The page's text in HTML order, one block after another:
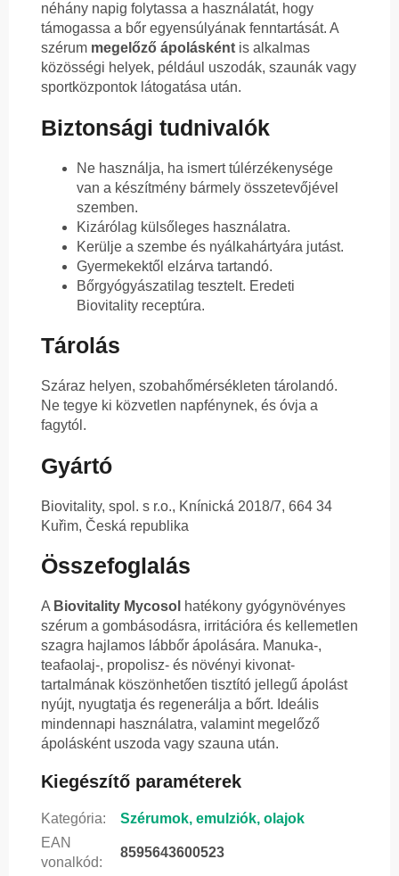
néhány napig folytassa a használatát, hogy
támogassa a bőr egyensúlyának fenntartását. A
szérum megelőző ápolásként is alkalmas
közösségi helyek, például uszodák, szaunák vagy
sportközpontok látogatása után.
Biztonsági tudnivalók
Ne használja, ha ismert túlérzékenysége
van a készítmény bármely összetevőjével
szemben.
Kizárólag külsőleges használatra.
Kerülje a szembe és nyálkahártyára jutást.
Gyermekektől elzárva tartandó.
Bőrgyógyászatilag tesztelt. Eredeti
Biovitality receptúra.
Tárolás
Száraz helyen, szobahőmérsékleten tárolandó.
Ne tegye ki közvetlen napfénynek, és óvja a
fagytól.
Gyártó
Biovitality, spol. s r.o., Knínická 2018/7, 664 34
Kuřim, Česká republika
Összefoglalás
A Biovitality Mycosol hatékony gyógynövényes
szérum a gombásodásra, irritációra és kellemetlen
szagra hajlamos lábbőr ápolására. Manuka-,
teafaolaj-, propolisz- és növényi kivonat-
tartalmának köszönhetően tisztító jellegű ápolást
nyújt, nyugtatja és regenerálja a bőrt. Ideális
mindennapi használatra, valamint megelőző
ápolásként uszoda vagy szauna után.
Kiegészítő paraméterek
Kategória:
Szérumok, emulziók, olajok
EAN
vonalkód:
8595643600523